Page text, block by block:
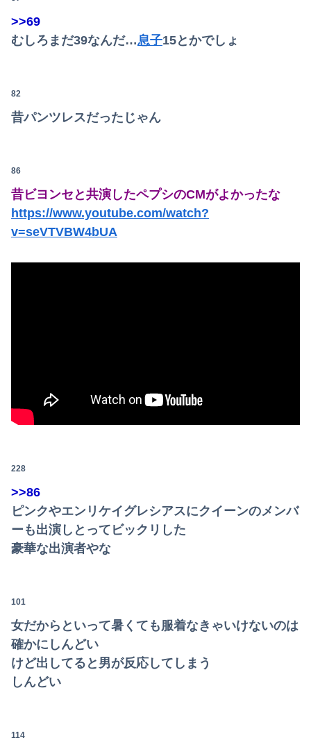
>>69
むしろまだ39なんだ…息子15とかでしょ
82
昔パンツレスだったじゃん
86
昔ビヨンセと共演したペプシのCMがよかったな
https://www.youtube.com/watch?
v=seVTVBW4bUA
228
>>86
ピンクやエンリケイグレシアスにクイーンのメンバ
ーも出演しとってビックリした
豪華な出演者やな
101
女だからといって暑くても服着なきゃいけないのは
確かにしんどい
けど出してると男が反応してしまう
しんどい
114